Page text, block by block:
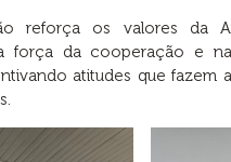
reforça os valores da
força da cooperação e na
atitudes que fazem